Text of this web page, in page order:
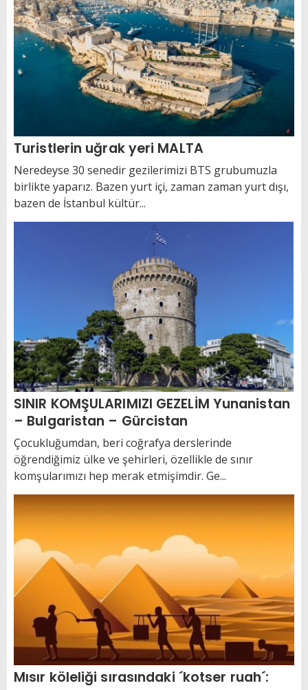
Turistlerin uğrak yeri MALTA
Neredeyse 30 senedir gezilerimizi BTS grubumuzla
birlikte yaparız. Bazen yurt içi, zaman zaman yurt dışı,
bazen de İstanbul kültür...
SINIR KOMŞULARIMIZI GEZELİM Yunanistan
– Bulgaristan – Gürcistan
Çocukluğumdan, beri coğrafya derslerinde
öğrendiğimiz ülke ve şehirleri, özellikle de sınır
komşularımızı hep merak etmişimdir. Ge...
Mısır köleliği sırasındaki ´kotser ruah´: